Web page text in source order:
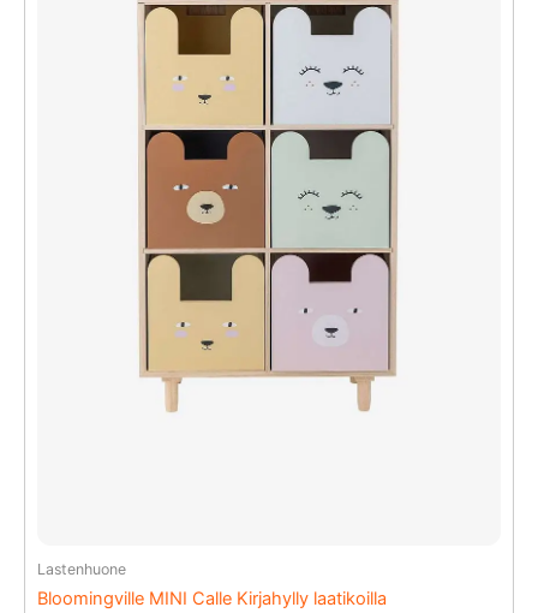
Lastenhuone
Bloomingville MINI Calle Kirjahylly laatikoilla